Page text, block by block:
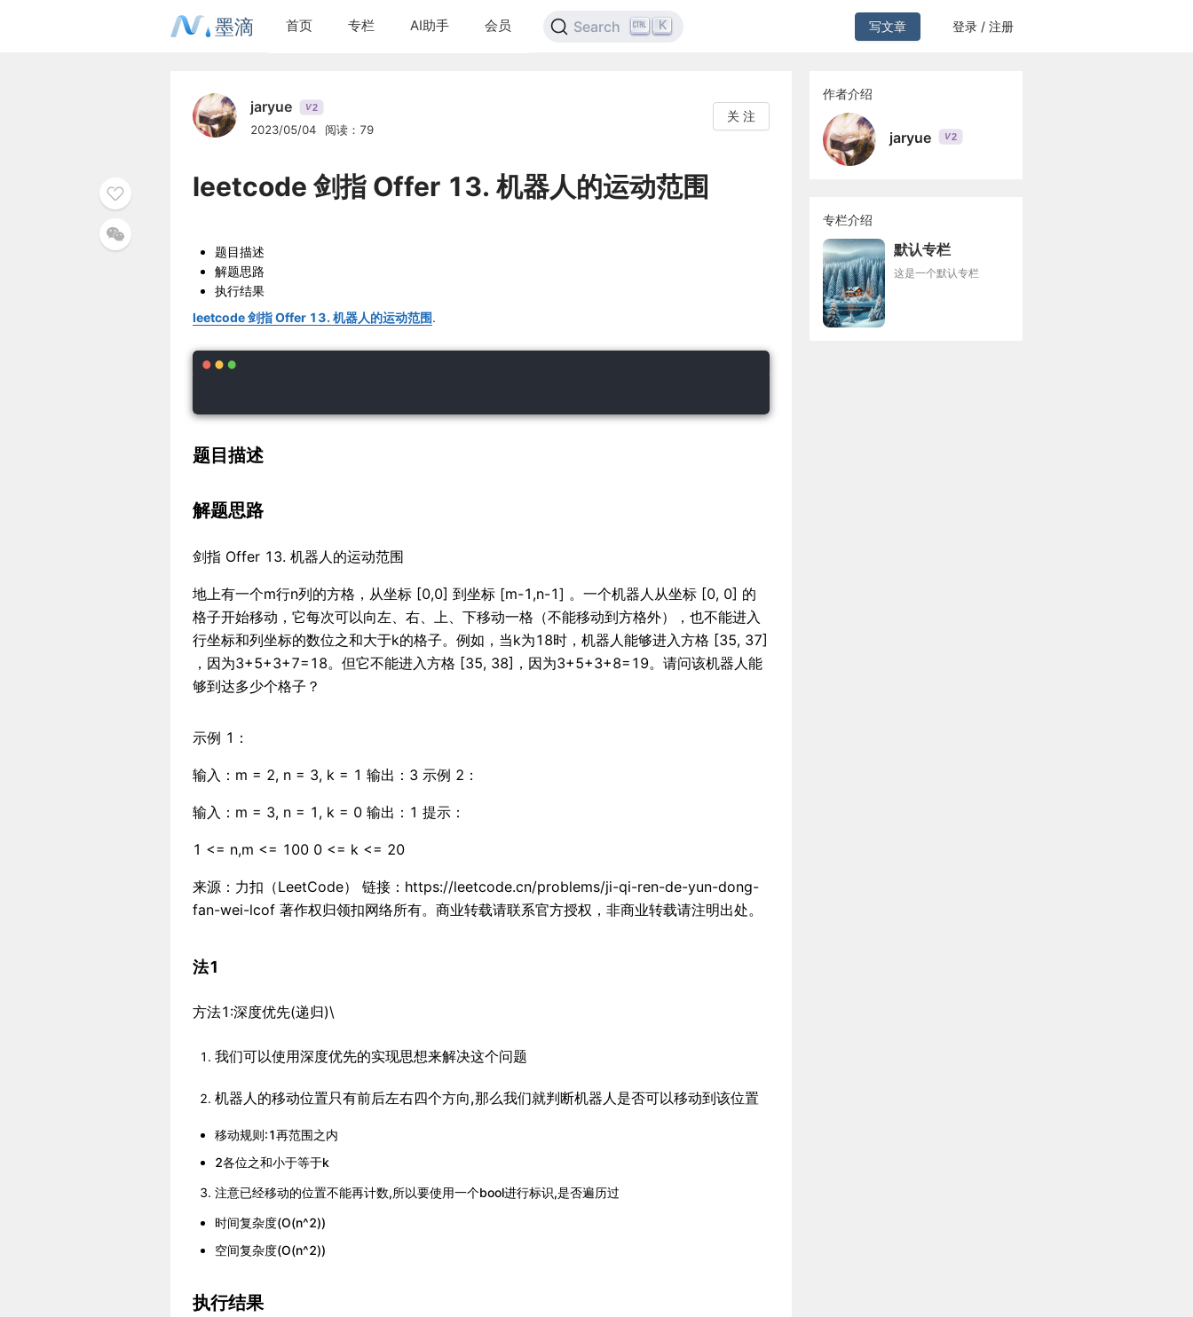
墨滴 首页 专栏 AI助手 会员 Search K 写文章 登录 / 注册
jaryue V2
2023/05/04 阅读：79
关 注
leetcode 剑指 Offer 13. 机器人的运动范围
题目描述
解题思路
执行结果
leetcode 剑指 Offer 13. 机器人的运动范围.
题目描述
解题思路
剑指 Offer 13. 机器人的运动范围
地上有一个m行n列的方格，从坐标 [0,0] 到坐标 [m-1,n-1] 。一个机器人从坐标 [0, 0] 的
格子开始移动，它每次可以向左、右、上、下移动一格（不能移动到方格外），也不能进入
行坐标和列坐标的数位之和大于k的格子。例如，当k为18时，机器人能够进入方格 [35, 37]
，因为3+5+3+7=18。但它不能进入方格 [35, 38]，因为3+5+3+8=19。请问该机器人能
够到达多少个格子？
示例 1：
输入：m = 2, n = 3, k = 1 输出：3 示例 2：
输入：m = 3, n = 1, k = 0 输出：1 提示：
1 <= n,m <= 100 0 <= k <= 20
来源：力扣（LeetCode） 链接：https://leetcode.cn/problems/ji-qi-ren-de-yun-dong-
fan-wei-lcof 著作权归领扣网络所有。商业转载请联系官方授权，非商业转载请注明出处。
法1
方法1:深度优先(递归)\
我们可以使用深度优先的实现思想来解决这个问题
机器人的移动位置只有前后左右四个方向,那么我们就判断机器人是否可以移动到该位置
移动规则:1再范围之内
2各位之和小于等于k
注意已经移动的位置不能再计数,所以要使用一个bool进行标识,是否遍历过
时间复杂度(O(n^2))
空间复杂度(O(n^2))
执行结果
作者介绍
jaryue V2
专栏介绍
默认专栏
这是一个默认专栏